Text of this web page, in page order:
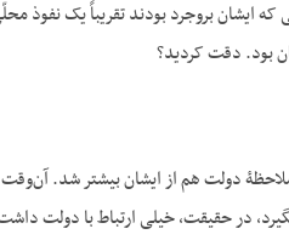
ایشان بروجرد بودند تقریباً یک نفوذ
بود. دقت کردید؟
دولت هم از ایشان بیشتر شد. آن‌وقت
در حقیقت، خیلی ارتباط با دولت